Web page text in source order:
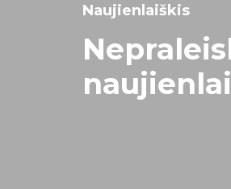
Naujienlaiškis